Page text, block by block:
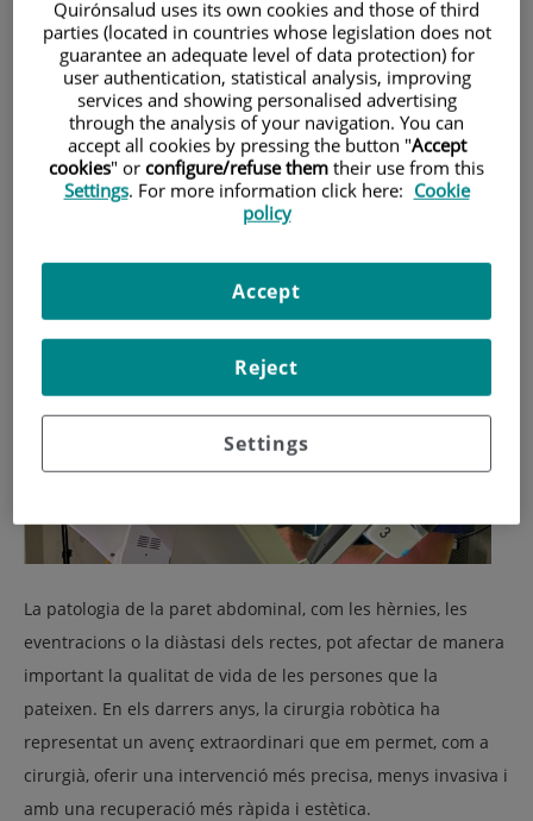
persones que la pateixen. En els darrers
anys, la cirurgia robòtica ha representat
un avenç extraordinari que permet oferir
una intervenció més precisa, menys
invasiva i amb una recuperació més
La patologia de la paret abdominal, com les hèrnies, les
eventracions o la diàstasi dels rectes, pot afectar de manera
important la qualitat de vida de les persones que la
pateixen. En els darrers anys, la cirurgia robòtica ha
representat un avenç extraordinari que em permet, com a
cirurgià, oferir una intervenció més precisa, menys invasiva i
amb una recuperació més ràpida i estètica.
Quirónsalud uses its own cookies and those of third
parties (located in countries whose legislation does not
guarantee an adequate level of data protection) for
user authentication, statistical analysis, improving
services and showing personalised advertising
through the analysis of your navigation. You can
accept all cookies by pressing the button "Accept
cookies" or configure/refuse them their use from this
Settings. For more information click here: Cookie
policy
Settings
Reject
Accept